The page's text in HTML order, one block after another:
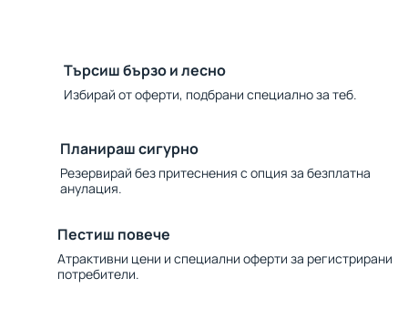
Търсиш бързо и лесно
Избирай от оферти, подбрани специално за теб.
Планираш сигурно
Резервирай без притеснения с опция за безплатна
анулация.
Пестиш повече
Атрактивни цени и специални оферти за регистрирани
потребители.